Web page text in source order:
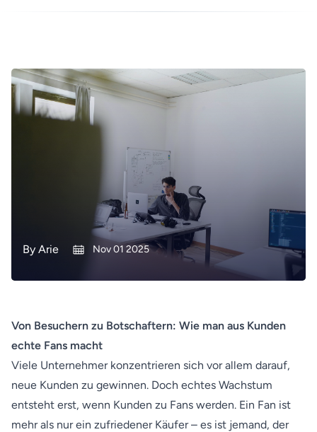
By Arie Nov 01 2025
Von Besuchern zu Botschaftern: Wie man aus Kunden
echte Fans macht
Viele Unternehmer konzentrieren sich vor allem darauf,
neue Kunden zu gewinnen. Doch echtes Wachstum
entsteht erst, wenn Kunden zu Fans werden. Ein Fan ist
mehr als nur ein zufriedener Käufer – es ist jemand, der